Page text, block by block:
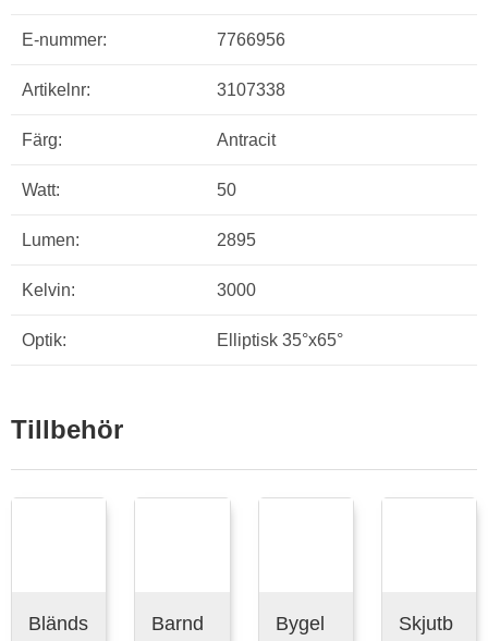
E-nummer: 7766956
Artikelnr: 3107338
Färg: Antracit
Watt: 50
Lumen: 2895
Kelvin: 3000
Optik: Elliptisk 35°x65°
Tillbehör
Bländs
Barnd
Bygel
Skjutb